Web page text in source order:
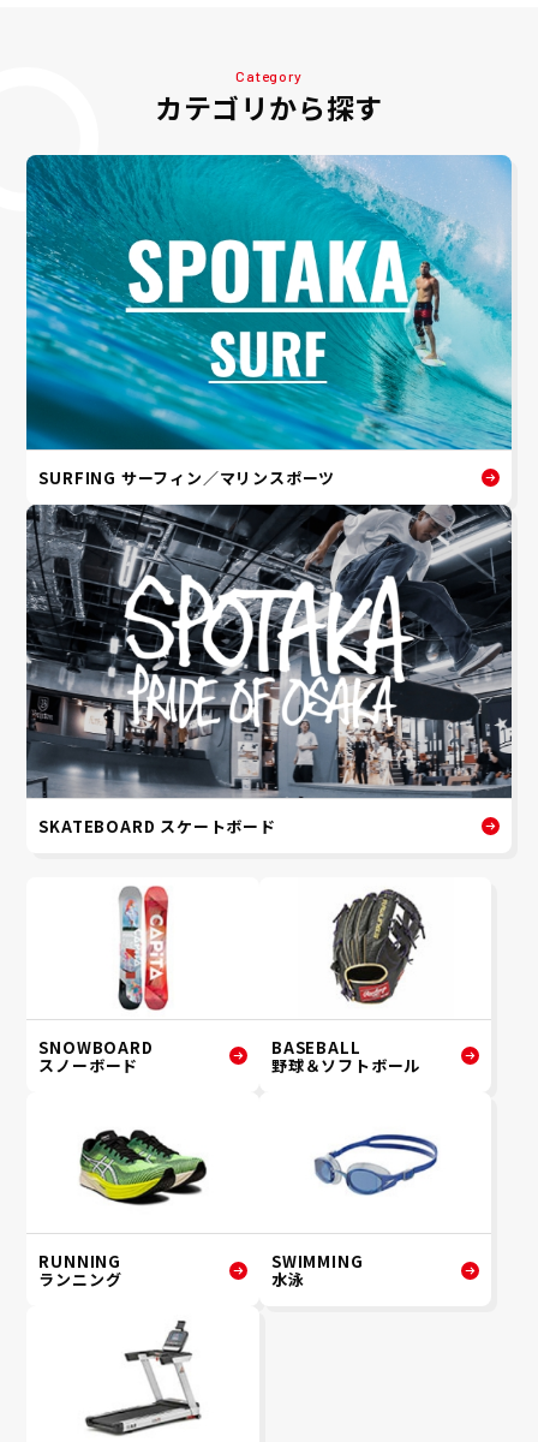
Category
カテゴリから探す
SURFING サーフィン／マリンスポーツ
SKATEBOARD スケートボード
SNOWBOARD
スノーボード
BASEBALL
野球＆ソフトボール
RUNNING
ランニング
SWIMMING
水泳